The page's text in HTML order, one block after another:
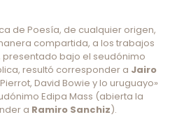
de Poesía, de cualquier origen,
compartida, a los trabajos
presentado bajo el seudónimo
resultó corresponder a Jairo
David Bowie y lo uruguayo»
Edipa Mass (abierta la
a Ramiro Sanchiz).